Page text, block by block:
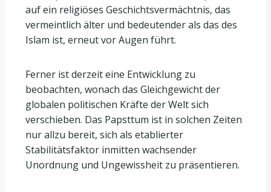
auf ein religiöses Geschichtsvermächtnis, das
vermeintlich älter und bedeutender als das des
Islam ist, erneut vor Augen führt.
Ferner ist derzeit eine Entwicklung zu
beobachten, wonach das Gleichgewicht der
globalen politischen Kräfte der Welt sich
verschieben. Das Papsttum ist in solchen Zeiten
nur allzu bereit, sich als etablierter
Stabilitätsfaktor inmitten wachsender
Unordnung und Ungewissheit zu präsentieren.